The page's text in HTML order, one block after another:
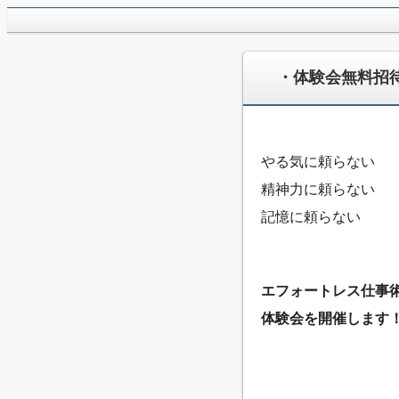
・体験会無料招
やる気に頼らない
精神力に頼らない
記憶に頼らない
エフォートレス仕事
体験会を開催します！